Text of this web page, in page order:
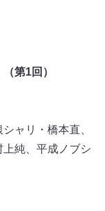
第1回）
ャリ・橋本直、
純、平成ノブシ